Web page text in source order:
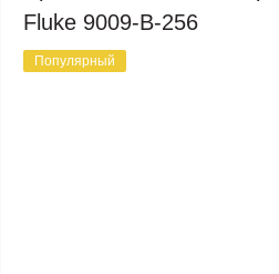
Fluke 9009-B-256
Популярный